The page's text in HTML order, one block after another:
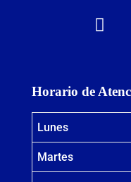
Horario de
Lunes
Martes